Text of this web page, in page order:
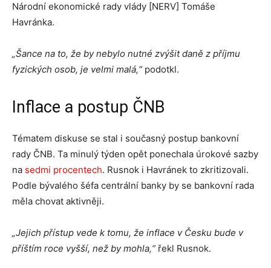
Národní ekonomické rady vlády [NERV] Tomáše
Havránka.
„Šance na to, že by nebylo nutné zvýšit daně z příjmu
fyzických osob, je velmi malá,“podotkl.
Inflace a postup ČNB
Tématem diskuse se stal i současný postup bankovní
rady ČNB. Ta minulý týden opět ponechala úrokové sazby
na sedmi procentech. Rusnok i Havránek to zkritizovali.
Podle bývalého šéfa centrální banky by se bankovní rada
měla chovat aktivněji.
„Jejich přístup vede k tomu, že inflace v Česku bude v
příštím roce vyšší, než by mohla,“řekl Rusnok.